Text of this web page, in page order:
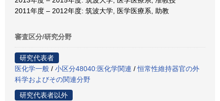
2011年度 – 2012年度: 筑波大学, 医学医療系, 助教
審査区分/研究分野
研究代表者
医化学一般 / 小区分48040:医化学関連 /恒常性維持器官の外
科学およびその関連分野
研究代表者以外